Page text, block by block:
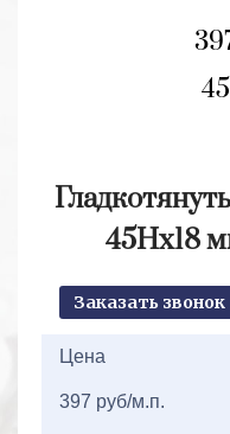
45Hx18
Заказать звонок
Цена
397 руб/м.п.